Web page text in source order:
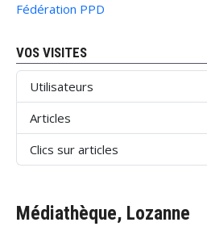
Fédération PPD
VOS VISITES
Utilisateurs
Articles
Clics sur articles
Médiathèque, Lozanne